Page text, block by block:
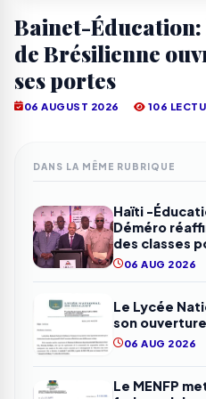
Bainet-
de Brésilienne
ses portes
06 AUGUST 2026 106
DANS LA MÊME RUBRIQUE
Haïti -
Déméro
des classes
06 AUG 2026
Le Lycée
son
06 AUG 2026
Le MENFP